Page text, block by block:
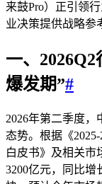
来鼓Pro）正引领
业决策提供战略参
一、
爆发期”#
2026年第二季度
态势。根据《
白皮书》及相关市
3200亿元，同比增